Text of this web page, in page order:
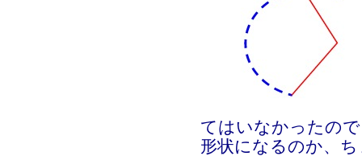
てはいなかったの
形状になるのか、